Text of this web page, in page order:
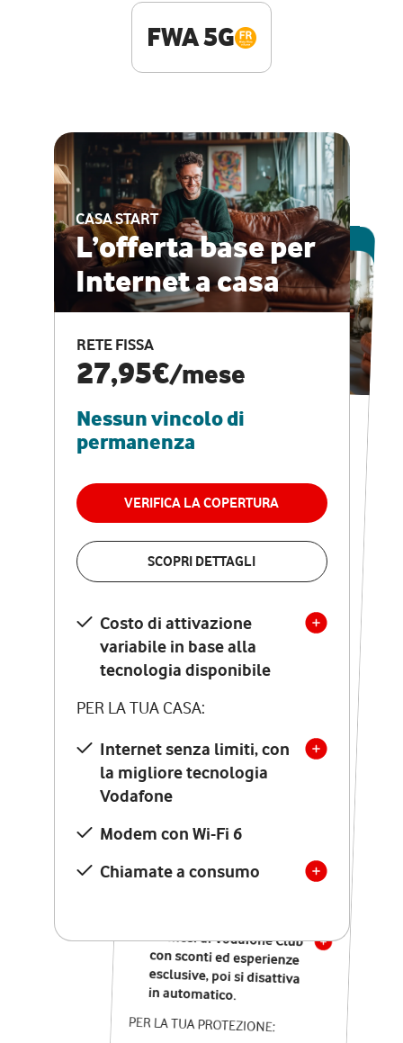
FWA 5G
CASA START
L’offerta base per
Internet a casa
RETE FISSA
27,95€/mese
Nessun vincolo di
permanenza
VERIFICA LA COPERTURA
SCOPRI DETTAGLI
Costo di attivazione
variabile in base alla
tecnologia disponibile
PER LA TUA CASA:
Internet senza limiti, con
la migliore tecnologia
Vodafone
Modem con Wi-Fi 6
Chiamate a consumo
ESCLUSIVA ONLINE
CASA PRO
Internet veloce e
vantaggi speciali
RETE FISSA + VODAFONE CLUB
29,95€
permanenza
VERIFICA LA COPERTURA
Costo di attivazione
variabile in base alla
tecnologia disponibile
PER LA TUA CASA:
Internet senza limiti, con
la migliore tecnologia
Vodafone
Modem Seven con Wi-Fi 7
Chiamate illimitate verso
numeri fissi e mobili
nazionali
12 mesi di Vodafone Club
con sconti ed esperienze
esclusive, poi si disattiva
in automatico.
PER LA TUA PROTEZIONE: